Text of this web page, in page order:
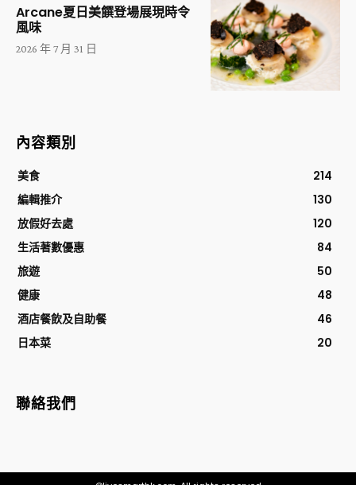
Arcane夏日美饌登場展現時令
風味
2026 年 7 月 31 日
內容類別
美食
214
編輯推介
130
放假好去處
120
生活著數優惠
84
旅遊
50
健康
48
酒店餐飲及自助餐
46
日本菜
20
聯絡我們